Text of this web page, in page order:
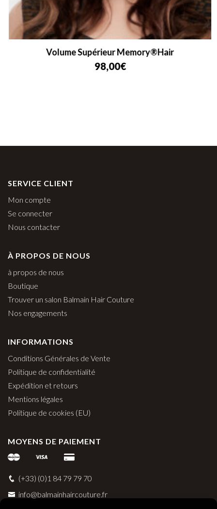
Volume Supérieur Memory®Hair
98,00€
SERVICE CLIENT
Mon compte
Se connecter
Nous contacter
À PROPOS DE NOUS
à propos de nous
Boutique
Trouver un salon Balmain Hair Couture
Nos engagements
INFORMATIONS
Conditions Générales de Vente
Politique de confidentialité
Expédition et retours
Mentions légales
Politique de cookies (EU)
MOYENS DE PAIEMENT
(+33) (0)1 84 79 79 70
info@balmainhaircouture.fr